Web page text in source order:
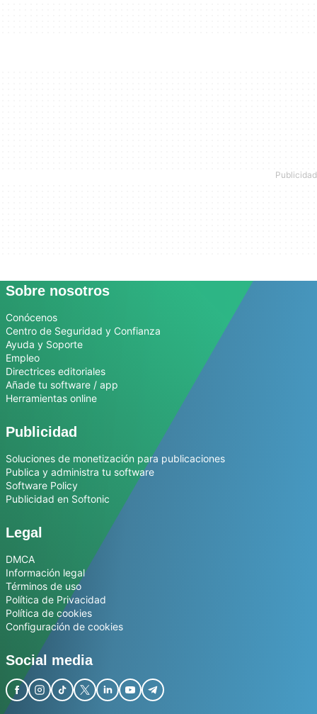
Sobre nosotros
Conócenos
Centro de Seguridad y Confianza
Ayuda y Soporte
Empleo
Directrices editoriales
Añade tu software / app
Herramientas online
Publicidad
Soluciones de monetización para publicaciones
Publica y administra tu software
Software Policy
Publicidad en Softonic
Legal
DMCA
Información legal
Términos de uso
Política de Privacidad
Política de cookies
Configuración de cookies
Social media